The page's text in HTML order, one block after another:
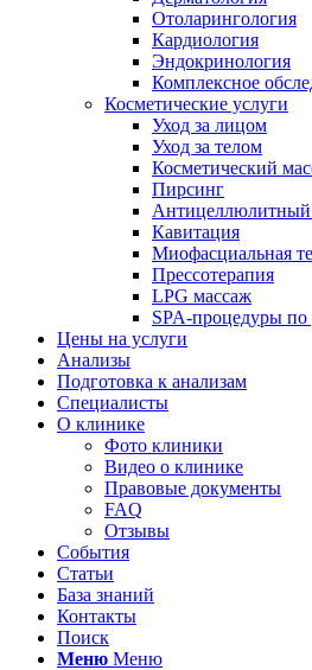
Отоларингология
Кардиология
Эндокринология
Комплексное
Косметические услуги
Уход за лицом
Уход за телом
Косметический
Пирсинг
Антицеллюлитный
Кавитация
Миофасциальная
Прессотерапия
LPG массаж
SPA-процедуры по
Цены на услуги
Анализы
Подготовка к анализам
Специалисты
О клинике
Фото клиники
Видео о клинике
Правовые документы
FAQ
Отзывы
События
Статьи
База знаний
Контакты
Поиск
Меню Меню